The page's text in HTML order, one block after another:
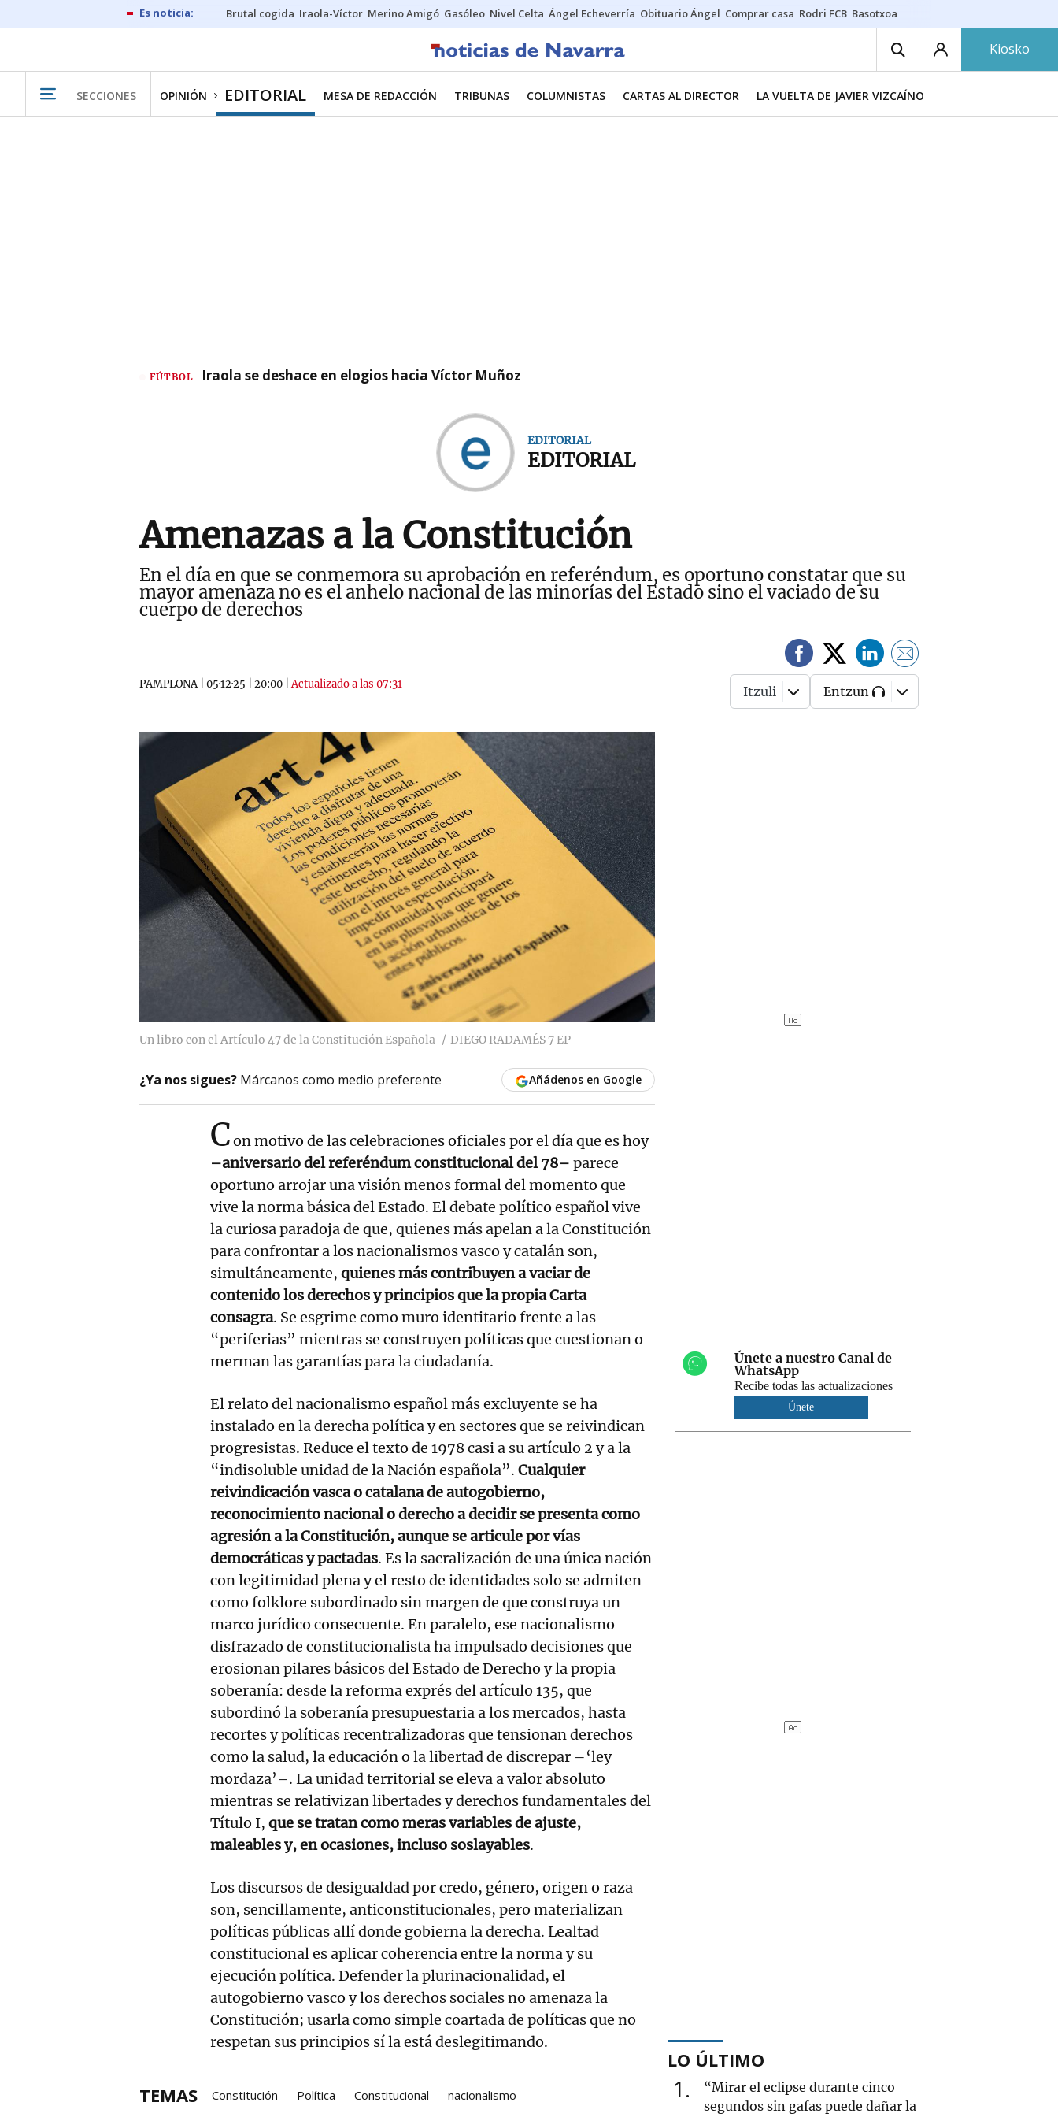
Brutal cogida Iraola-Víctor Merino Amigó Gasóleo Nivel Celta Ángel Echeverría Obituario Ángel Comprar casa Rodri FCB Basotxoa
Kiosko
SECCIONES OPINIÓN EDITORIAL MESA DE REDACCIÓN TRIBUNAS COLUMNISTAS CARTAS AL DIRECTOR LA VUELTA DE JAVIER VIZCAÍNO
FÚTBOL Iraola se deshace en elogios hacia Víctor Muñoz
EDITORIAL
EDITORIAL
Amenazas a la Constitución
En el día en que se conmemora su aprobación en referéndum, es oportuno constatar que su
mayor amenaza no es el anhelo nacional de las minorías del Estado sino el vaciado de su
cuerpo de derechos
PAMPLONA| 05·12·25 20:00 |Actualizado a las 07:31 Itzuli Entzun
Un libro con el Artículo 47 de la Constitución Española DIEGO RADAMÉS 7 EP
¿Ya nos sigues? Márcanos como medio preferente Añádenos en Google
Con motivo de las celebraciones oficiales por el día que es hoy
–aniversario del referéndum constitucional del 78– parece
oportuno arrojar una visión menos formal del momento que
vive la norma básica del Estado. El debate político español vive
la curiosa paradoja de que, quienes más apelan a la Constitución
para confrontar a los nacionalismos vasco y catalán son,
simultáneamente, quienes más contribuyen a vaciar de
contenido los derechos y principios que la propia Carta
consagra. Se esgrime como muro identitario frente a las
“periferias” mientras se construyen políticas que cuestionan o
merman las garantías para la ciudadanía.
El relato del nacionalismo español más excluyente se ha
instalado en la derecha política y en sectores que se reivindican
progresistas. Reduce el texto de 1978 casi a su artículo 2 y a la
“indisoluble unidad de la Nación española”. Cualquier
reivindicación vasca o catalana de autogobierno,
reconocimiento nacional o derecho a decidir se presenta como
agresión a la Constitución, aunque se articule por vías
democráticas y pactadas. Es la sacralización de una única nación
con legitimidad plena y el resto de identidades solo se admiten
como folklore subordinado sin margen de que construya un
marco jurídico consecuente. En paralelo, ese nacionalismo
disfrazado de constitucionalista ha impulsado decisiones que
erosionan pilares básicos del Estado de Derecho y la propia
soberanía: desde la reforma exprés del artículo 135, que
subordinó la soberanía presupuestaria a los mercados, hasta
recortes y políticas recentralizadoras que tensionan derechos
como la salud, la educación o la libertad de discrepar –‘ley
mordaza’–. La unidad territorial se eleva a valor absoluto
mientras se relativizan libertades y derechos fundamentales del
Título I, que se tratan como meras variables de ajuste,
maleables y, en ocasiones, incluso soslayables.
Los discursos de desigualdad por credo, género, origen o raza
son, sencillamente, anticonstitucionales, pero materializan
políticas públicas allí donde gobierna la derecha. Lealtad
constitucional es aplicar coherencia entre la norma y su
ejecución política. Defender la plurinacionalidad, el
autogobierno vasco y los derechos sociales no amenaza la
Constitución; usarla como simple coartada de políticas que no
respetan sus principios sí la está deslegitimando.
TEMAS Constitución Política Constitucional nacionalismo
Únete a nuestro Canal de
WhatsApp
Recibe todas las actualizaciones
Únete
LO ÚLTIMO
1
“Mirar el eclipse durante cinco
segundos sin gafas puede dañar la